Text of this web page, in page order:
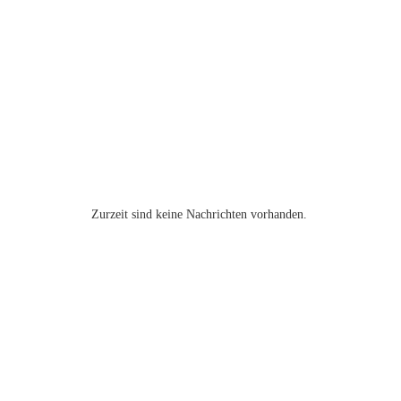
Zurzeit sind keine Nachrichten vorhanden.